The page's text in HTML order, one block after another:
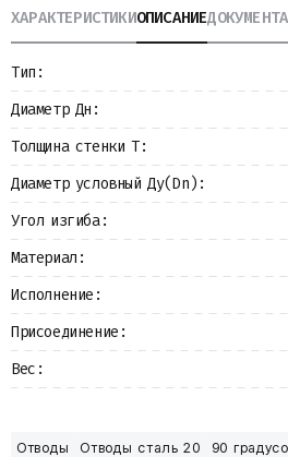
Металлопрокат
Измерительные приборы
Детали трубопроводов
Водомерные узлы
Запорная арматура
ХАРАКТЕРИСТИКИОПИСАНИЕ
Тип:
Диаметр Дн:
Толщина стенки Т:
Диаметр условный Ду(Dn):
Угол изгиба:
Материал:
Исполнение:
Присоединение:
Вес:
Отводы Отводы сталь 20 90